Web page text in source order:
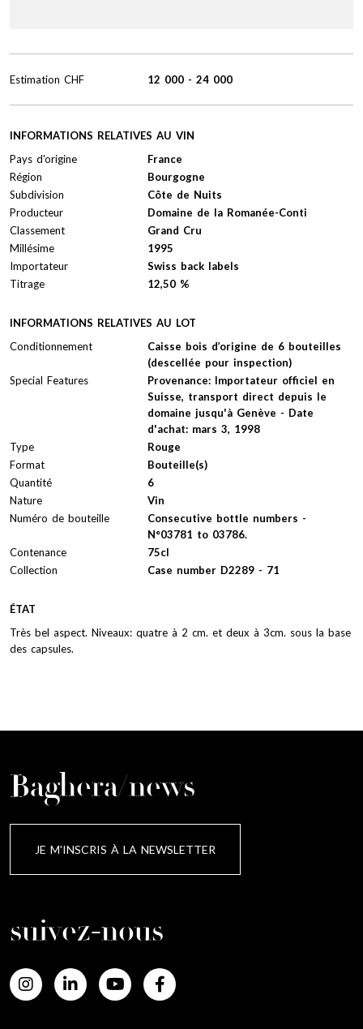
INFORMATIONS RELATIVES AU VIN
Pays d'origine
France
Région
Bourgogne
Subdivision
Côte de Nuits
Producteur
Domaine de la Romanée-Conti
Classement
Grand Cru
Millésime
1995
Importateur
Swiss back labels
Titrage
12,50 %
INFORMATIONS RELATIVES AU LOT
Conditionnement
Caisse bois d’origine de 6 bouteilles
(descellée pour inspection)
Special Features
Provenance: Importateur officiel en
Suisse, transport direct depuis le
domaine jusqu'à Genève - Date
d'achat: mars 3, 1998
Type
Rouge
Format
Bouteille(s)
Quantité
6
Nature
Vin
Numéro de bouteille
Consecutive bottle numbers -
N°03781 to 03786.
Contenance
75cl
Collection
Case number D2289 - 71
Estimation CHF 12 000 - 24 000
ÉTAT
Très bel aspect. Niveaux: quatre à 2 cm. et deux à 3cm. sous la base
des capsules.
Baghera/news
JE M'INSCRIS À LA NEWSLETTER
suivez-nous